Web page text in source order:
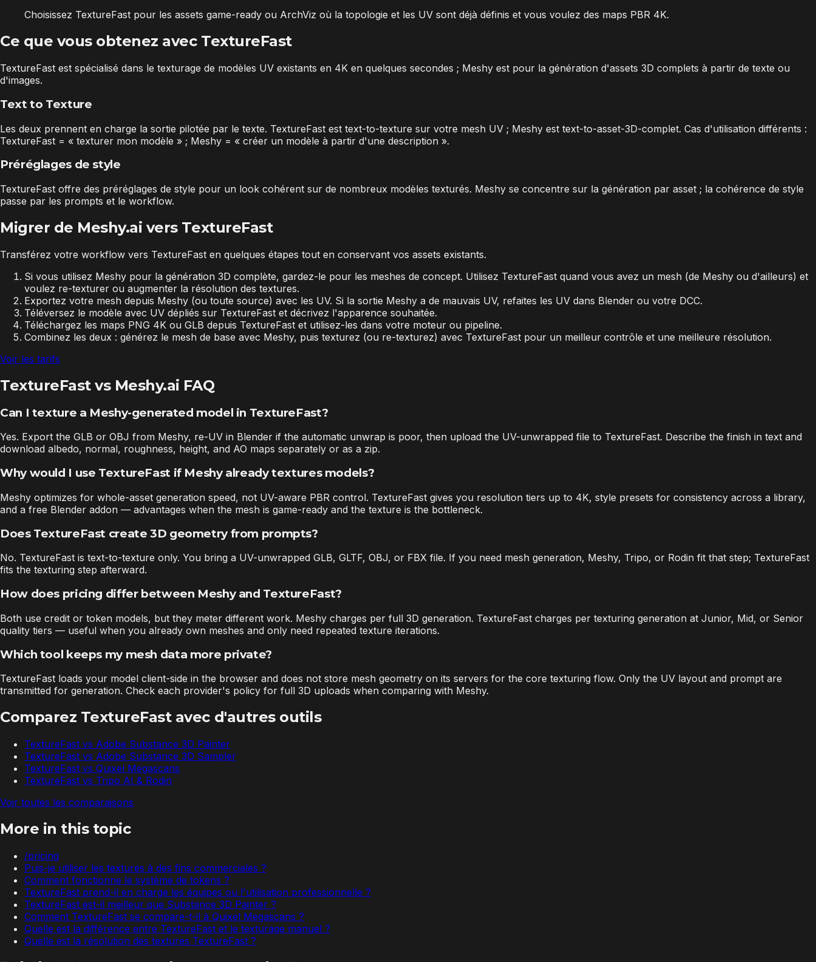
Choisissez TextureFast pour les assets game-ready ou ArchViz où la topologie et les UV sont déjà définis et vous voulez des maps PBR 4K.
Ce que vous obtenez avec TextureFast
TextureFast est spécialisé dans le texturage de modèles UV existants en 4K en quelques secondes ; Meshy est pour la génération d'assets 3D complets à partir de texte ou
d'images.
Text to Texture
Les deux prennent en charge la sortie pilotée par le texte. TextureFast est text-to-texture sur votre mesh UV ; Meshy est text-to-asset-3D-complet. Cas d'utilisation différents :
TextureFast = « texturer mon modèle » ; Meshy = « créer un modèle à partir d'une description ».
Préréglages de style
TextureFast offre des préréglages de style pour un look cohérent sur de nombreux modèles texturés. Meshy se concentre sur la génération par asset ; la cohérence de style
passe par les prompts et le workflow.
Migrer de Meshy.ai vers TextureFast
Transférez votre workflow vers TextureFast en quelques étapes tout en conservant vos assets existants.
Si vous utilisez Meshy pour la génération 3D complète, gardez-le pour les meshes de concept. Utilisez TextureFast quand vous avez un mesh (de Meshy ou d'ailleurs) et
voulez re-texturer ou augmenter la résolution des textures.
Exportez votre mesh depuis Meshy (ou toute source) avec les UV. Si la sortie Meshy a de mauvais UV, refaites les UV dans Blender ou votre DCC.
Téléversez le modèle avec UV dépliés sur TextureFast et décrivez l'apparence souhaitée.
Téléchargez les maps PNG 4K ou GLB depuis TextureFast et utilisez-les dans votre moteur ou pipeline.
Combinez les deux : générez le mesh de base avec Meshy, puis texturez (ou re-texturez) avec TextureFast pour un meilleur contrôle et une meilleure résolution.
Voir les tarifs
TextureFast vs Meshy.ai FAQ
Can I texture a Meshy-generated model in TextureFast?
Yes. Export the GLB or OBJ from Meshy, re-UV in Blender if the automatic unwrap is poor, then upload the UV-unwrapped file to TextureFast. Describe the finish in text and
download albedo, normal, roughness, height, and AO maps separately or as a zip.
Why would I use TextureFast if Meshy already textures models?
Meshy optimizes for whole-asset generation speed, not UV-aware PBR control. TextureFast gives you resolution tiers up to 4K, style presets for consistency across a library,
and a free Blender addon — advantages when the mesh is game-ready and the texture is the bottleneck.
Does TextureFast create 3D geometry from prompts?
No. TextureFast is text-to-texture only. You bring a UV-unwrapped GLB, GLTF, OBJ, or FBX file. If you need mesh generation, Meshy, Tripo, or Rodin fit that step; TextureFast
fits the texturing step afterward.
How does pricing differ between Meshy and TextureFast?
Both use credit or token models, but they meter different work. Meshy charges per full 3D generation. TextureFast charges per texturing generation at Junior, Mid, or Senior
quality tiers — useful when you already own meshes and only need repeated texture iterations.
Which tool keeps my mesh data more private?
TextureFast loads your model client-side in the browser and does not store mesh geometry on its servers for the core texturing flow. Only the UV layout and prompt are
transmitted for generation. Check each provider's policy for full 3D uploads when comparing with Meshy.
Comparez TextureFast avec d'autres outils
TextureFast vs Adobe Substance 3D Painter
TextureFast vs Adobe Substance 3D Sampler
TextureFast vs Quixel Megascans
TextureFast vs Tripo AI & Rodin
Voir toutes les comparaisons
More in this topic
/pricing
Puis-je utiliser les textures à des fins commerciales ?
Comment fonctionne le système de tokens ?
TextureFast prend-il en charge les équipes ou l'utilisation professionnelle ?
TextureFast est-il meilleur que Substance 3D Painter ?
Comment TextureFast se compare-t-il à Quixel Megascans ?
Quelle est la différence entre TextureFast et le texturage manuel ?
Quelle est la résolution des textures TextureFast ?